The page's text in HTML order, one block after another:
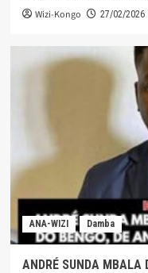
Wizi-Kongo 27/02/2026
ANA-WIZI Damba
ANDRÉ SUNDA MBALA